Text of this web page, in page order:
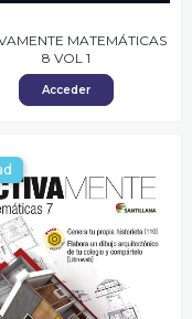
MATEMÁTICAS
8 VOL 1
Acceder